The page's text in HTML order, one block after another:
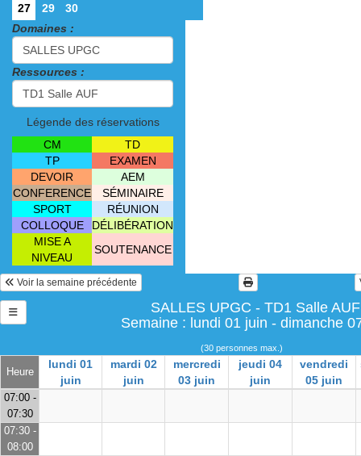
27
29
30
Domaines :
Ressources :
Légende des réservations
CM
TD
TP
EXAMEN
DEVOIR
AEM
CONFERENCE
SÉMINAIRE
SPORT
RÉUNION
COLLOQUE
DÉLIBÉRATION
MISE A
NIVEAU
SOUTENANCE
Voir la semaine précédente
SALLES UPGC - TD1 Salle AUF
Semaine : lundi 01 juin - dimanche
(30 personnes max.)
Heure
lundi 01
juin
mardi 02
juin
mercredi
03 juin
jeudi 04
juin
vendredi
05 juin
07:00 -
07:30
07:30 -
08:00